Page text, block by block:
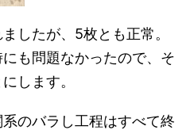
したが、5枚とも正常。
も問題なかったので、そ
します。
のバラし工程はすべて終